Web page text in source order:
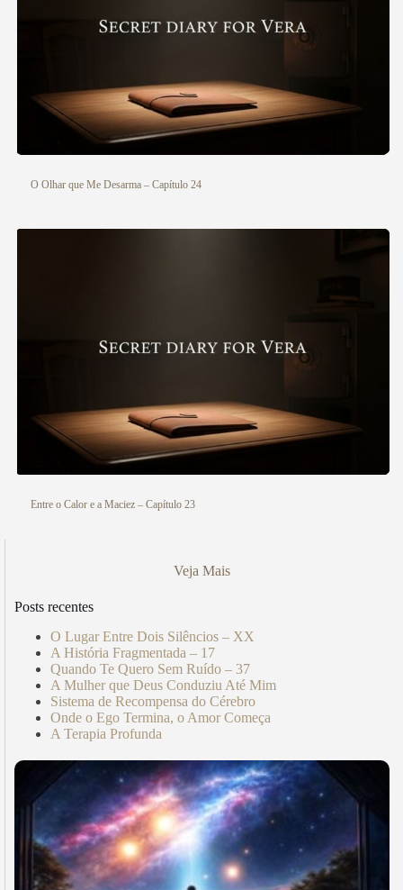
O Olhar que Me Desarma – Capítulo 24
Entre o Calor e a Maciez – Capítulo 23
Veja Mais
Posts recentes
O Lugar Entre Dois Silêncios – XX
A História Fragmentada – 17
Quando Te Quero Sem Ruído – 37
A Mulher que Deus Conduziu Até Mim
Sistema de Recompensa do Cérebro
Onde o Ego Termina, o Amor Começa
A Terapia Profunda